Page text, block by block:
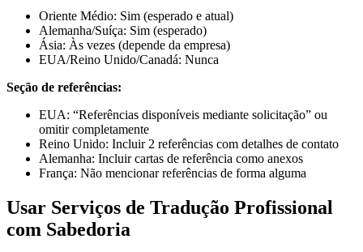
Oriente Médio: Sim (esperado e atual)
Alemanha/Suíça: Sim (esperado)
Ásia: Às vezes (depende da empresa)
EUA/Reino Unido/Canadá: Nunca
Seção de referências:
EUA: “Referências disponíveis mediante solicitação” ou
omitir completamente
Reino Unido: Incluir 2 referências com detalhes de contato
Alemanha: Incluir cartas de referência como anexos
França: Não mencionar referências de forma alguma
Usar Serviços de Tradução Profissional
com Sabedoria